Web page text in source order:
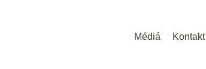
Kontakt
Médiá